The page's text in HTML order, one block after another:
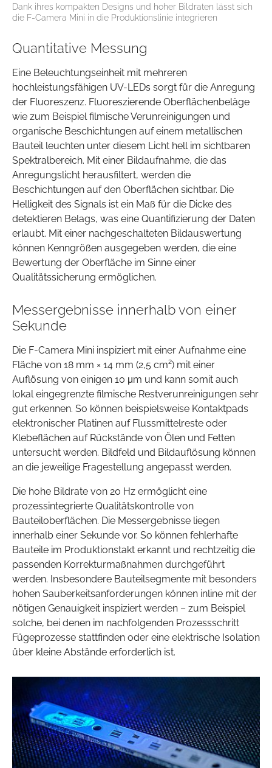
Dank ihres kompakten Designs und hoher Bildraten lässt sich
die F-Camera Mini in die Produktionslinie integrieren
Quantitative Messung
Eine Beleuchtungseinheit mit mehreren
hochleistungsfähigen UV-LEDs sorgt für die Anregung
der Fluoreszenz. Fluoreszierende Oberflächenbeläge
wie zum Beispiel filmische Verunreinigungen und
organische Beschichtungen auf einem metallischen
Bauteil leuchten unter diesem Licht hell im sichtbaren
Spektralbereich. Mit einer Bildaufnahme, die das
Anregungslicht herausfiltert, werden die
Beschichtungen auf den Oberflächen sichtbar. Die
Helligkeit des Signals ist ein Maß für die Dicke des
detektieren Belags, was eine Quantifizierung der Daten
erlaubt. Mit einer nachgeschalteten Bildauswertung
können Kenngrößen ausgegeben werden, die eine
Bewertung der Oberfläche im Sinne einer
Qualitätssicherung ermöglichen.
Messergebnisse innerhalb von einer
Sekunde
Die F-Camera Mini inspiziert mit einer Aufnahme eine
Fläche von 18 mm × 14 mm (2,5 cm²) mit einer
Auflösung von einigen 10 μm und kann somit auch
lokal eingegrenzte filmische Restverunreinigungen sehr
gut erkennen. So können beispielsweise Kontaktpads
elektronischer Platinen auf Flussmittelreste oder
Klebeflächen auf Rückstände von Ölen und Fetten
untersucht werden. Bildfeld und Bildauflösung können
an die jeweilige Fragestellung angepasst werden.
Die hohe Bildrate von 20 Hz ermöglicht eine
prozessintegrierte Qualitätskontrolle von
Bauteiloberflächen. Die Messergebnisse liegen
innerhalb einer Sekunde vor. So können fehlerhafte
Bauteile im Produktionstakt erkannt und rechtzeitig die
passenden Korrekturmaßnahmen durchgeführt
werden. Insbesondere Bauteilsegmente mit besonders
hohen Sauberkeitsanforderungen können inline mit der
nötigen Genauigkeit inspiziert werden – zum Beispiel
solche, bei denen im nachfolgenden Prozessschritt
Fügeprozesse stattfinden oder eine elektrische Isolation
über kleine Abstände erforderlich ist.